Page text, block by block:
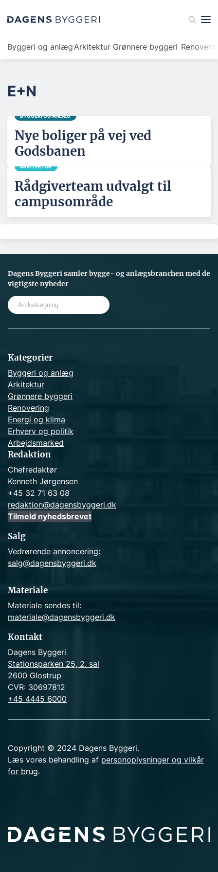
Byggeri og anlægArkitektur Grønnere byggeri
E+N
BYGGERI OG ANLÆG
Nye boliger på vej ved
Godsbanen
ARKITEKTUR
Rådgiverteam udvalgt til
campusområde
Dagens Byggeri samler bygge- og anlægsbranchen med de
vigtigste nyheder
Kategorier
Byggeri og anlæg
Arkitektur
Grønnere byggeri
Renovering
Energi og klima
Erhverv og politik
Arbejdsmarked
Redaktion
Chefredaktør
Kenneth Jørgensen
+45 32 71 63 08
redaktion@dagensbyggeri.dk
Tilmeld nyhedsbrevet
Salg
Vedrørende annoncering:
salg@dagensbyggeri.dk
Materiale
Materiale sendes til:
materiale@dagensbyggeri.dk
Kontakt
Dagens Byggeri
Stationsparken 25, 2. sal
2600 Glostrup
CVR: 30697812
+45 4445 6000
Copyright © 2024 Dagens Byggeri.
Læs vores behandling af personoplysninger og vilkår
for brug.